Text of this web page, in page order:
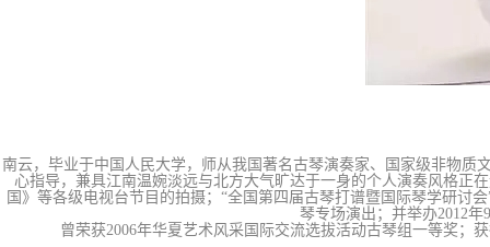
南云，毕业于中国人民大学，师从我国著名古琴演奏家、国家级非物
心指导，兼具江南温婉淡远与北方大气旷达于一身的个人演奏风格正
国》等各级电视台节目的拍摄；“全国第四届古琴打谱暨国际琴学研讨
琴专场演出；并举办2012年
曾荣获2006年华夏艺术风采国际交流选拔活动古琴组一等奖；